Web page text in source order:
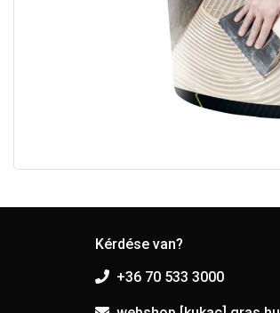
Kérdése van?
+36 70 533 3000